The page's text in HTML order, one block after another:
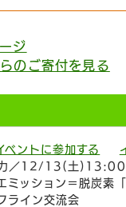
ジ
のご寄付を見る
ベントに参加する
力／12/13(土)13:00
ミッション＝脱炭素
ライン交流会